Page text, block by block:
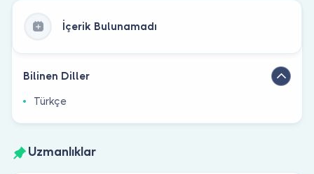
İçerik Bulunamadı
Bilinen Diller
Türkçe
Uzmanlıklar